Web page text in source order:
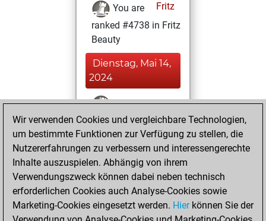
Fritz
You are
ranked #4738 in Fritz
Beauty
Dienstag, Mai 14,
2024
You won
against Fritz
Fritz
You achieved a
BeautyScore of 66
You achieved a
new Elo of 1674
Dienstag, Januar
Wir verwenden Cookies und vergleichbare Technologien,
um bestimmte Funktionen zur Verfügung zu stellen, die
Nutzererfahrungen zu verbessern und interessengerechte
Inhalte auszuspielen. Abhängig von ihrem
Verwendungszweck können dabei neben technisch
erforderlichen Cookies auch Analyse-Cookies sowie
Marketing-Cookies eingesetzt werden. Hierkönnen Sie der